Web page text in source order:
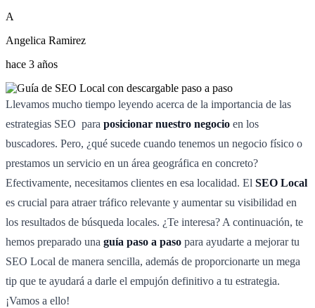
A
Angelica Ramirez
hace 3 años
Llevamos mucho tiempo leyendo acerca de la importancia de las
estrategias SEO para posicionar nuestro negocio en los
buscadores. Pero, ¿qué sucede cuando tenemos un negocio físico o
prestamos un servicio en un área geográfica en concreto?
Efectivamente, necesitamos clientes en esa localidad. El SEO Local
es crucial para atraer tráfico relevante y aumentar su visibilidad en
los resultados de búsqueda locales. ¿Te interesa? A continuación, te
hemos preparado una guía paso a paso para ayudarte a mejorar tu
SEO Local de manera sencilla, además de proporcionarte un mega
tip que te ayudará a darle el empujón definitivo a tu estrategia.
¡Vamos a ello!